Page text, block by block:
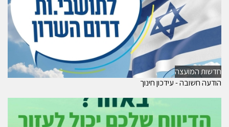
חדשות המועצה
הודעה חשובה - עידכון חינוך